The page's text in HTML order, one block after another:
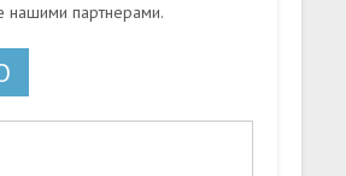
нашими партнерами.